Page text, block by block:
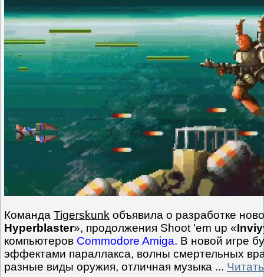
Команда Tigerskunk объявила о разработке
Hyperblaster», продолжения Shoot 'em up «
компьютеров Commodore Amiga. В новой игре
эффектами параллакса, волны смертельных
разные виды оружия, отличная музыка ...